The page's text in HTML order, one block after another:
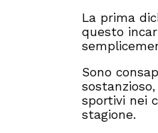
La prima
questo
Sono
sportivi nei
stagione.